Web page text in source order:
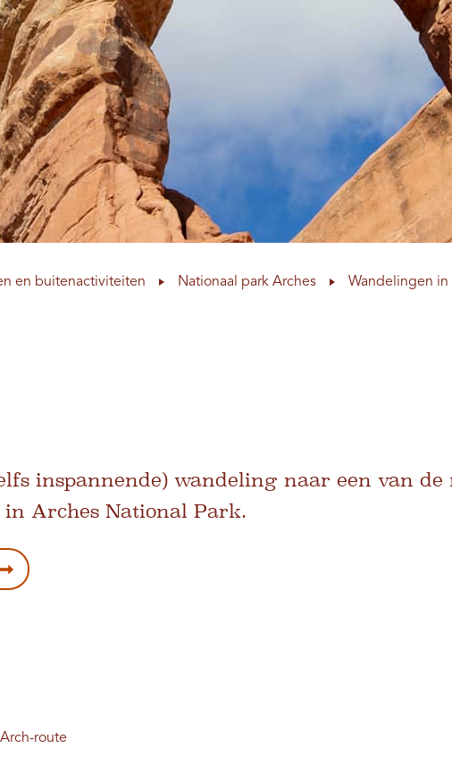
en buitenactiviteiten Nationaal park Arches Wandelingen in
inspannende) wandeling naar een van de
Arches National Park.
route